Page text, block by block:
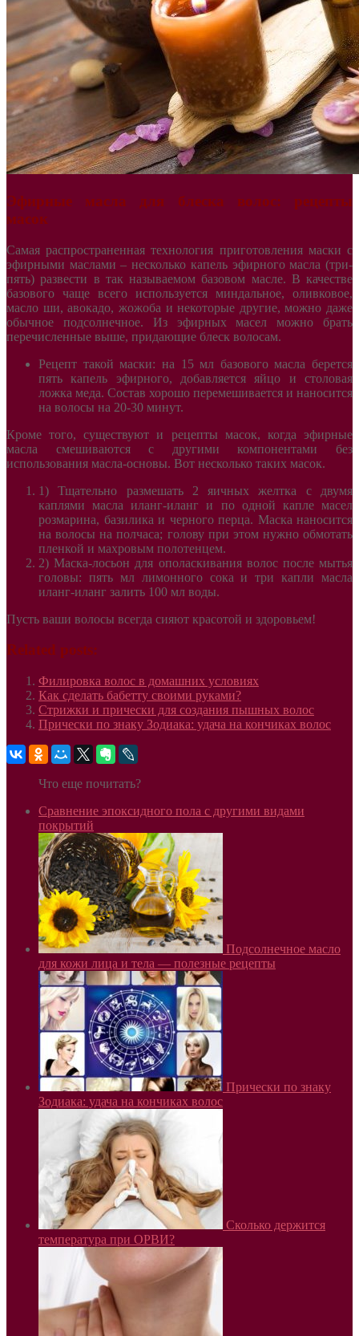
Эфирные масла для блеска волос: рецепты
масок
Самая распространенная технология приготовления маски с
эфирными маслами – несколько капель эфирного масла (три-
пять) развести в так называемом базовом масле. В качестве
базового чаще всего используется миндальное, оливковое,
масло ши, авокадо, жожоба и некоторые другие, можно даже
обычное подсолнечное. Из эфирных масел можно брать
перечисленные выше, придающие блеск волосам.
Рецепт такой маски: на 15 мл базового масла берется
пять капель эфирного, добавляется яйцо и столовая
ложка меда. Состав хорошо перемешивается и наносится
на волосы на 20-30 минут.
Кроме того, существуют и рецепты масок, когда эфирные
масла смешиваются с другими компонентами без
использования масла-основы. Вот несколько таких масок.
1) Тщательно размешать 2 яичных желтка с двумя
каплями масла иланг-иланг и по одной капле масел
розмарина, базилика и черного перца. Маска наносится
на волосы на полчаса; голову при этом нужно обмотать
пленкой и махровым полотенцем.
2) Маска-лосьон для ополаскивания волос после мытья
головы: пять мл лимонного сока и три капли масла
иланг-иланг залить 100 мл воды.
Пусть ваши волосы всегда сияют красотой и здоровьем!
Related posts:
Филировка волос в домашних условиях
Как сделать бабетту своими руками?
Стрижки и прически для создания пышных волос
Прически по знаку Зодиака: удача на кончиках волос
Что еще почитать?
Сравнение эпоксидного пола с другими видами
покрытий
Подсолнечное масло
для кожи лица и тела — полезные рецепты
Прически по знаку
Зодиака: удача на кончиках волос
Сколько держится
температура при ОРВИ?